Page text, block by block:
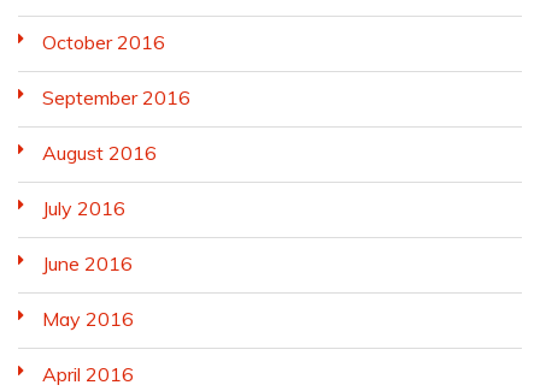
October 2016
September 2016
August 2016
July 2016
June 2016
May 2016
April 2016